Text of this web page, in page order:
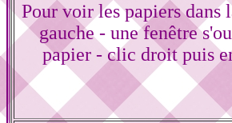
Pour voir les papiers
gauche - une fenêtre
papier - clic droit puis